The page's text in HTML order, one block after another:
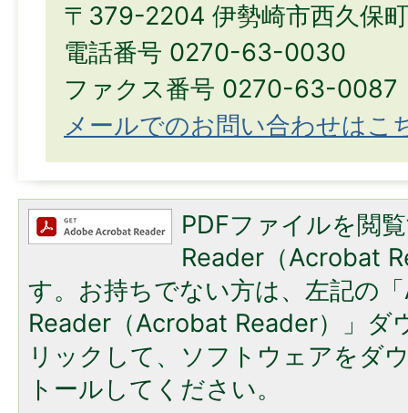
〒379-2204 伊勢崎市西久保
電話番号 0270-63-0030
ファクス番号 0270-63-0087
メールでのお問い合わせはこ
PDFファイルを閲
Reader（Acrobat
す。お持ちでない方は、左記の
Reader（Acrobat Reader）」ダ
リックして、ソフトウェアをダ
トールしてください。